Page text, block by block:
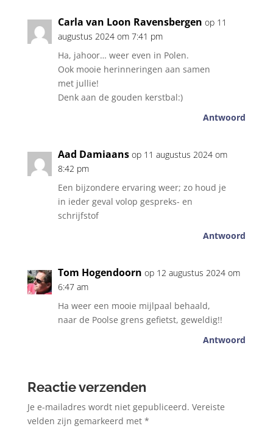
Carla van Loon Ravensbergen op 11
augustus 2024 om 7:41 pm
Ha, jahoor… weer even in Polen.
Ook mooie herinneringen aan samen
met jullie!
Denk aan de gouden kerstbal:)
Antwoord
Aad Damiaans op 11 augustus 2024 om
8:42 pm
Een bijzondere ervaring weer; zo houd je
in ieder geval volop gespreks- en
schrijfstof
Antwoord
Tom Hogendoorn op 12 augustus 2024 om
6:47 am
Ha weer een mooie mijlpaal behaald,
naar de Poolse grens gefietst, geweldig!!
Antwoord
Reactie verzenden
Je e-mailadres wordt niet gepubliceerd. Vereiste
velden zijn gemarkeerd met *